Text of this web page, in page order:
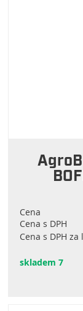
Cena
Cena s DPH
Cena s DPH za l
skladem 7